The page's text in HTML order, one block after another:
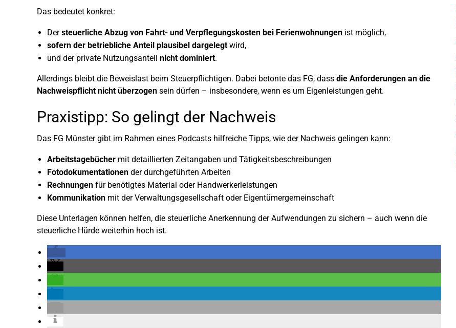
Das bedeutet konkret:
Dersteuerliche Abzug von Fahrt- und Verpflegungskosten bei Ferienwohnungen ist möglich,
sofern der betriebliche Anteil plausibel dargelegtwird,
und der private Nutzungsanteil nicht dominiert.
Allerdings bleibt die Beweislast beim Steuerpflichtigen. Dabei betonte das FG, dass die Anforderungen an die
Nachweispflicht nicht überzogen sein dürfen – insbesondere, wenn es um Eigenleistungen geht.
Praxistipp: So gelingt der Nachweis
Das FG Münster gibt im Rahmen eines Podcasts hilfreiche Tipps, wie der Nachweis gelingen kann:
Arbeitstagebücher mit detaillierten Zeitangaben und Tätigkeitsbeschreibungen
Fotodokumentationen der durchgeführten Arbeiten
Rechnungen für benötigtes Material oder Handwerkerleistungen
Kommunikation mit der Verwaltungsgesellschaft oder Eigentümergemeinschaft
Diese Unterlagen können helfen, die steuerliche Anerkennung der Aufwendungen zu sichern – auch wenn die
steuerliche Hürde weiterhin hoch ist.